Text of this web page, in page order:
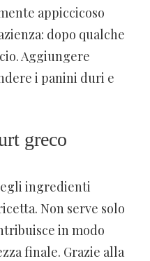
appiccicoso
dopo qualche
Aggiungere
i panini duri e
greco
ingredienti
Non serve solo
in modo
finale. Grazie alla